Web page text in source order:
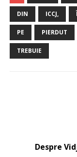
DIN ICCJ,
PE PIERDUT
TREBUIE
Despre